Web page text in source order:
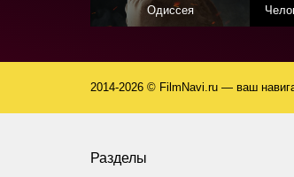
Одиссея
2014-2026 © FilmNavi.ru — ваш
Разделы